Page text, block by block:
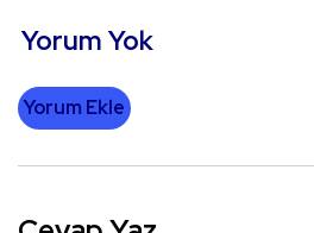
Yorum Yok
Yorum Ekle